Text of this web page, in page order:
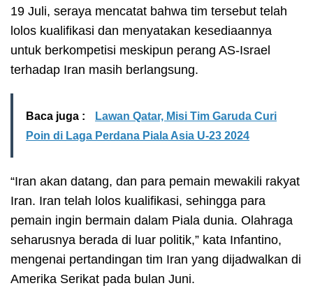
19 Juli, seraya mencatat bahwa tim tersebut telah
lolos kualifikasi dan menyatakan kesediaannya
untuk berkompetisi meskipun perang AS-Israel
terhadap Iran masih berlangsung.
Baca juga :
Lawan Qatar, Misi Tim Garuda Curi
Poin di Laga Perdana Piala Asia U-23 2024
“Iran akan datang, dan para pemain mewakili rakyat
Iran. Iran telah lolos kualifikasi, sehingga para
pemain ingin bermain dalam Piala dunia. Olahraga
seharusnya berada di luar politik,” kata Infantino,
mengenai pertandingan tim Iran yang dijadwalkan di
Amerika Serikat pada bulan Juni.